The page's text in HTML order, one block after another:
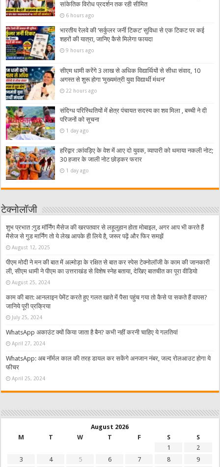
सांकेतिक विरोध प्रदर्शन तक रही सीमित
6 hours ago
भारतीय रेलवे की ‘सर्कुलर जर्नी टिकट’ सुविधा से एक टिकट पर कई
शहरों की यात्रा, जानिए कैसे मिलेगा फायदा
9 hours ago
सीएम धामी करेंगे 3 लाख से अधिक विद्यार्थियों से सीधा संवाद, 10
अगस्त से शुरू होगा ‘मुख्यमंत्री युवा विद्यार्थी मंथन’
22 hours ago
संदिग्ध परिस्थितियों में क्षेत्र पंचायत सदस्य का शव मिला , बच्ची ने दी
परिजनों को सूचना
1 day ago
हरिद्वार :कांवड़िए के वेश में आए दो युवक, व्यापारी को थमाया नकली नोट;
30 हजार के जाली नोट छोड़कर फरार
1 day ago
टेक्नोलॉजी
शुभ प्रभात :गुड मॉर्निंग मैसेज की खरपतवार से लहूलुहान होता मोबाइल, अगर आप भी करते हैं
मैसेज से गुड मार्निंग तो ये लेख आपके ही लिये है, जरूर पढ़ें और फिर समझें
August 12, 2025
पीएम मोदी ने मन की बात में अल्मोड़ा के रक्षित से बात कर स्पेस टेक्नोलॉजी के काम की जानकारी
ली, सीएम धामी ने पीएम का उत्तराखंड से विशेष स्नेह बताया, देखिए बातचीत का पूरा वीडियो
August 25, 2024
काम की बात: आनलाइन पेमेंट करते हुए गलत खाते में पैसा पहुंच गया तो कैसे पा सकते हैं वापस?
जानिये पूरी प्रक्रिया
July 25, 2024
WhatsApp अकाउंट क्यों किया जाता है बैन? कभी नहीं करनी चाहिए ये गलतियां
April 27, 2024
WhatsApp: अब नॉर्मल काल की तरह डायल कर सकेंगे अनजान नंबर, जल्द रोलआउट होगा ये
फीचर
April 25, 2024
August 2026
M
T W T F S
S
1
2
3
4 5 6 7 8 9